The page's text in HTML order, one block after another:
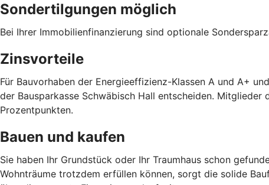
Sondertilgungen möglich
Bei Ihrer Immobilienfinanzierung sind optionale
Zinsvorteile
Für Bauvorhaben der Energieeffizienz-Klassen A und A+
der Bausparkasse Schwäbisch Hall entscheiden.
Prozentpunkten.
Bauen und kaufen
Sie haben Ihr Grundstück oder Ihr Traumhaus schon
Wohnträume trotzdem erfüllen können, sorgt die solide